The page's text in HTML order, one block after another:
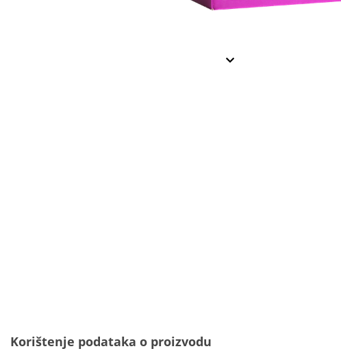
Korištenje podataka o proizvodu